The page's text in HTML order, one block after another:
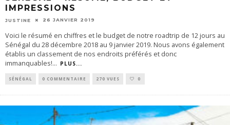
IMPRESSIONS
JUSTINE 26 JANVIER 2019
Voici le résumé en chiffres et le budget de notre roadtrip de 12 jours au
Sénégal du 28 décembre 2018 au 9 janvier 2019. Nous avons également
établis un classement de nos endroits préférés et donc
immanquables!... PLUS...
SÉNÉGAL 0 COMMENTAIRE 270 VUES 0